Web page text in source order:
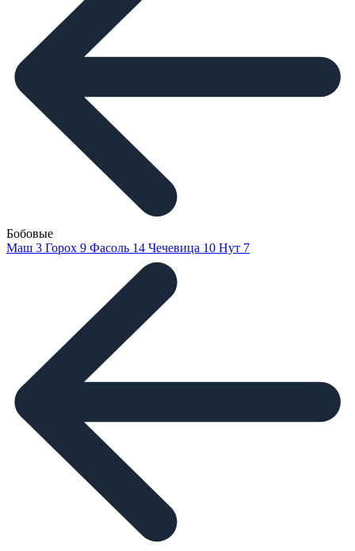
Бобовые
Маш 3 Горох 9 Фасоль 14 Чечевица 10 Нут 7